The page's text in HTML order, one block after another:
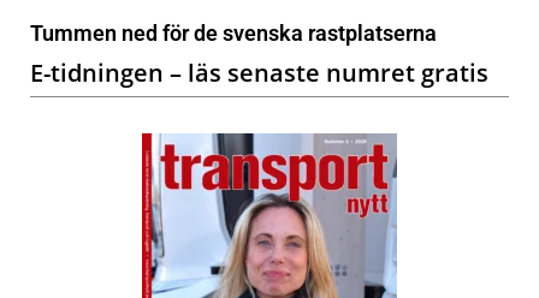
Tummen ned för de svenska rastplatserna
E-tidningen – läs senaste numret gratis